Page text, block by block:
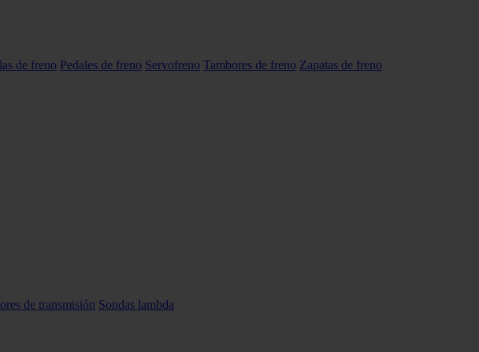
de freno Pedales de freno Servofreno Tambores de freno Zapatas de freno
de transmisión Sondas lambda